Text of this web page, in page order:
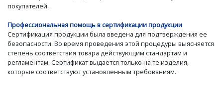
покупателей.
Профессиональная помощь в сертификации продукции
Сертификация продукции была введена для подтверждения ее
безопасности. Во время проведения этой процедуры выясняется
степень соответствия товара действующим стандартам и
регламентам. Сертификат выдается только на те изделия,
которые соответствуют установленным требованиям.